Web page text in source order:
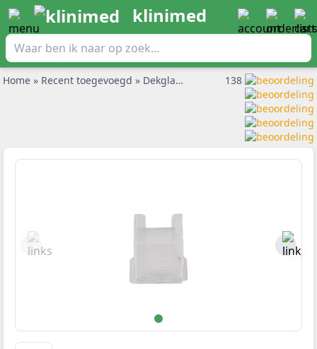
klinimed
Home » Recent toegevoegd » Dekglaasjes 18x18mm per 100st. 138